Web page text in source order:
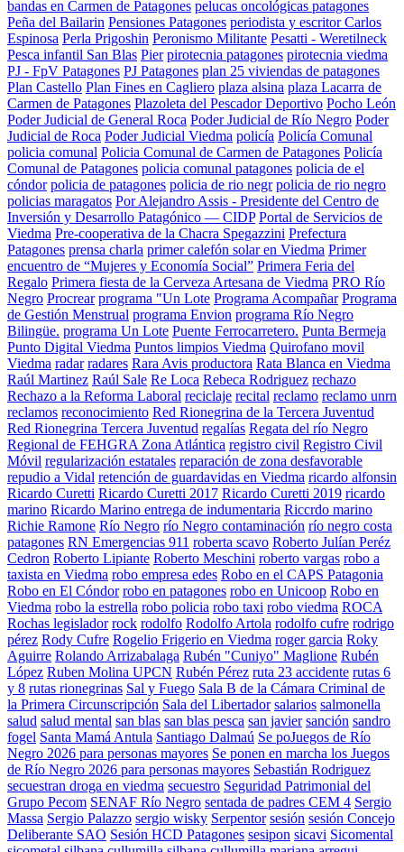
bandas en Carmen de Patagones pelucas oncológicas patagones
Peña del Bailarin Pensiones Patagones periodista y escritor Carlos
Espinosa Perla Prigoshin Peronismo Militante Pesatti - Weretilneck
Pesca infantil San Blas Pier pirotecnia patagones pirotecnia viedma
PJ - FpV Patagones PJ Patagones plan 25 viviendas de patagones
Plan Castello Plan Fines en Cagliero plaza alsina plaza Lacarra de
Carmen de Patagones Plazoleta del Pescador Deportivo Pocho León
Poder Judicial de General Roca Poder Judicial de Río Negro Poder
Judicial de Roca Poder Judicial Viedma policía Policía Comunal
policia comunal Policia Comunal de Carmen de Patagones Policía
Comunal de Patagones policia comunal patagones policia de el
cóndor policia de patagones policia de rio negr policia de rio negro
policias maragatos Por Alejandro Assis - Presidente del Centro de
Inversión y Desarrollo Patagónico — CIDP Portal de Servicios de
Viedma Pre-cooperativa de la Chacra Spegazzini Prefectura
Patagones prensa charla primer calefón solar en Viedma Primer
encuentro de “Mujeres y Economía Social” Primera Feria del
Regalo Primera fiesta de la Cerveza Artesana de Viedma PRO Río
Negro Procrear programa "Un Lote Programa Acompañar Programa
de Gestión Menstrual programa Envion programa Río Negro
Bilingüe. programa Un Lote Puente Ferrocarretero. Punta Bermeja
Punto Digital Viedma Puntos limpios Viedma Quirofano movil
Viedma radar radares Rara Avis productora Rata Blanca en Viedma
Raúl Martinez Raúl Sale Re Loca Rebeca Rodriguez rechazo
Rechazo a la Reforma Laboral reciclaje recital reclamo reclamo unrn
reclamos reconocimiento Red Rionegrina de la Tercera Juventud
Red Rionegrina Tercera Juventud regalías Regata del río Negro
Regional de FEHGRA Zona Atlántica registro civil Registro Civil
Móvil regularización estatales reparación de zona desfavorable
repudio a Vidal retención de guardavidas en Viedma ricardo alfonsin
Ricardo Curetti Ricardo Curetti 2017 Ricardo Curetti 2019 ricardo
marino Ricardo Marino entrega de indumentaria Riccrdo marino
Richie Ramone Río Negro río Negro contaminación río negro costa
patagones RN Emergencias 911 roberta scavo Roberto Julían Peréz
Cedron Roberto Lipiante Roberto Meschini roberto vargas robo a
taxista en Viedma robo empresa edes Robo en el CAPS Patagonia
Robo en El Cóndor robo en patagones robo en Unicoop Robo en
Viedma robo la estrella robo policia robo taxi robo viedma ROCA
Rochas legislador rock rodolfo Rodolfo Artola rodolfo cufre rodrigo
pérez Rody Cufre Rogelio Frigerio en Viedma roger garcia Roky
Aguirre Rolando Arrizabalaga Rubén "Cuniyo" Maglione Rubén
López Ruben Molina UPCN Rubén Pérez ruta 23 accidente rutas 6
y 8 rutas rionegrinas Sal y Fuego Sala B de la Cámara Criminal de
la Primera Circunscripción Sala del Libertador salarios salmonella
salud salud mental san blas san blas pesca san javier sanción sandro
fogel Santa Mamá Antula Santiago Dalmaú Se poJuegos de Río
Negro 2026 para personas mayores Se ponen en marcha los Juegos
de Río Negro 2026 para personas mayores Sebastián Rodriguez
secuestran droga en viedma secuestro Seguridad Patrimonial del
Grupo Pecom SENAF Río Negro sentada de padres CEM 4 Sergio
Massa Sergio Palazzo sergio wisky Serpentor sesión sesión Concejo
Deliberante SAO Sesión HCD Patagones sesipon sicavi Sicomental